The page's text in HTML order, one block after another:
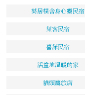
葵居樸舍身心靈民宿
萊客民宿
喜莯民宿
活盆地溫暖的家
貓頭鷹旅店